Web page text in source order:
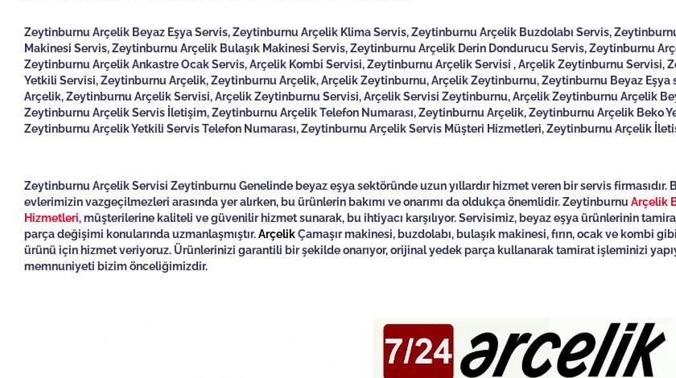
Zeytinburnu Arçelik Beyaz Eşya Servis, Zeytinburnu Arçelik Klima Servis, Zeytinburnu Arçelik Buzdolabı Servis,
Makinesi Servis, Zeytinburnu Arçelik Bulaşık Makinesi Servis, Zeytinburnu Arçelik Derin Dondurucu Servis, Zeytinburnu
Zeytinburnu Arçelik Ankastre Ocak Servis, Arçelik Kombi Servisi, Zeytinburnu Arçelik Servisi , Arçelik Zeytinburnu Servisi,
Yetkili Servisi, Zeytinburnu Arçelik, Zeytinburnu Arçelik, Arçelik Zeytinburnu, Arçelik Zeytinburnu, Zeytinburnu Beyaz Eşya
Arçelik, Zeytinburnu Arçelik Servisi, Arçelik Zeytinburnu Servisi, Arçelik Servisi Zeytinburnu, Arçelik Zeytinburnu Arçelik
Zeytinburnu Arçelik Servis İletişim, Zeytinburnu Arçelik Telefon Numarası, Zeytinburnu Arçelik, Zeytinburnu Arçelik Beko
Zeytinburnu Arçelik Yetkili Servis Telefon Numarası, Zeytinburnu Arçelik Servis Müşteri Hizmetleri, Zeytinburnu Arçelik
Zeytinburnu Arçelik Servisi Zeytinburnu Genelinde beyaz eşya sektöründe uzun yıllardır hizmet veren bir servis firmasıdır.
evlerimizin vazgeçilmezleri arasında yer alırken, bu ürünlerin bakımı ve onarımı da oldukça önemlidir. Zeytinburnu Arçelik
Hizmetleri,müşterilerine kaliteli ve güvenilir hizmet sunarak, bu ihtiyacı karşılıyor. Servisimiz, beyaz eşya ürünlerinin
parça değişimi konularında uzmanlaşmıştır.ArçelikÇamaşır makinesi, buzdolabı, bulaşık makinesi, fırın, ocak ve kombi
ürünü için hizmet veriyoruz. Ürünlerinizi garantili bir şekilde onarıyor, orijinal yedek parça kullanarak tamirat işleminizi
memnuniyeti bizim önceliğimizdir.